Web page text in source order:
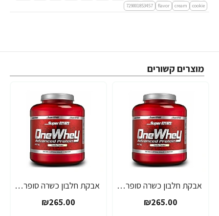
cookie
cream
flavor
729001853457
מוצרים קשורים
אבקת חלבון כשרה סופר אפקט - טעם אלפחורס - SUPER EFFECT ONE WHEY - משקל 2.27 ק"ג - מבית SUPER EFFECT
₪265.00
אבקת חלבון כשרה סופר אפקט - טעם עוגת תות - SUPER EFFECT ONE WHEY - משקל 2.27 ק"ג - מבית SUPER EFFECT
₪265.00